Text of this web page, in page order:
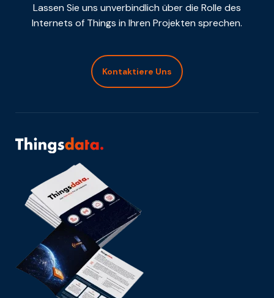
Lassen Sie uns unverbindlich über die Rolle des
Internets of Things in Ihren Projekten sprechen.
Kontaktiere Uns